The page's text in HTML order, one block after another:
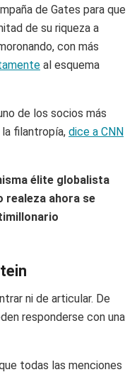
de Gates para que
de su riqueza a
con más
al esquema
de los socios más
filantropía, dice a CNN
élite globalista
realeza ahora se
ni de articular. De
responderse con una
todas las menciones